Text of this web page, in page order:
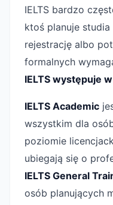
IELTS bardzo
ktoś planuje
rejestrację albo
formalnych
IELTS występuje
IELTS Academic
wszystkim dla
poziomie
ubiegają się o
IELTS General
osób planujących